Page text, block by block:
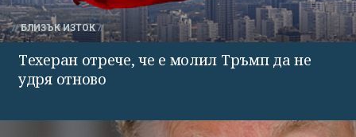
БЛИЗЪК ИЗТОК
Техеран отрече, че е молил Тръмп да не
удря отново